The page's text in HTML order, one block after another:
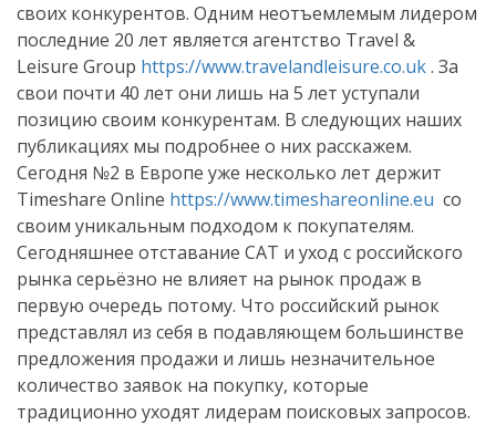
своих конкурентов. Одним неотъемлемым лидером
последние 20 лет является агентство Travel &
Leisure Group https://www.travelandleisure.co.uk. За
свои почти 40 лет они лишь на 5 лет уступали
позицию своим конкурентам. В следующих наших
публикациях мы подробнее о них расскажем.
Сегодня №2 в Европе уже несколько лет держит
Timeshare Online https://www.timeshareonline.eu со
своим уникальным подходом к покупателям.
Сегодняшнее отставание САТ и уход с российского
рынка серьёзно не влияет на рынок продаж в
первую очередь потому. Что российский рынок
представлял из себя в подавляющем большинстве
предложения продажи и лишь незначительное
количество заявок на покупку, которые
традиционно уходят лидерам поисковых запросов.